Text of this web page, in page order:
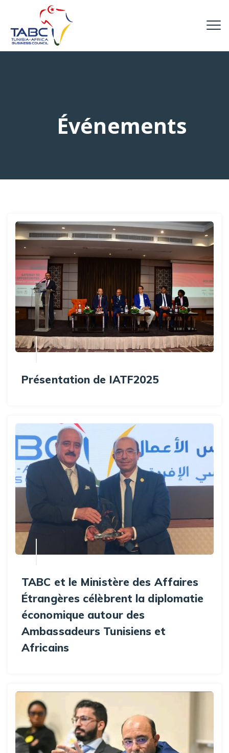
Présentation de IATF2025
TABC et le Ministère des Affaires
Étrangères célèbrent la diplomatie
économique autour des
Ambassadeurs Tunisiens et
Africains